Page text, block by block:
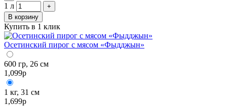
1 л
+
В корзину
Купить в 1 клик
Осетинский пирог с мясом «Фыдджын»
600 гр, 26 см
1,099р
1 кг, 31 см
1,699р